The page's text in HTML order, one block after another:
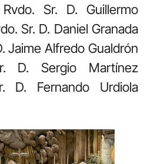
Sr. D. Guillermo
Sr. D. Daniel Granada
Jaime Alfredo Gualdrón
D. Sergio Martínez
D. Fernando Urdiola